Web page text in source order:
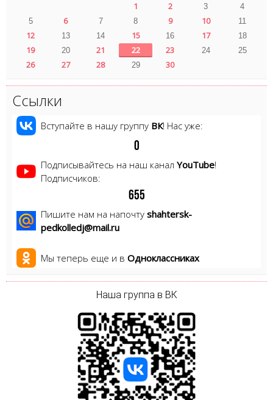
1 2 3
4
5
6 7 8 9 10 11
12 13 14 15 16 17 18
19 20 21 22 23 24 25
26 27 28 29 30
Ссылки
Вступайте в нашу группу ВК! Нас уже:
0
Подписывайтесь на наш канал YouTube!
Подписчиков:
655
Пишите нам на напочту shahtersk-
pedkolledj@mail.ru
Мы теперь еще и в Одноклассниках
Наша группа в ВК